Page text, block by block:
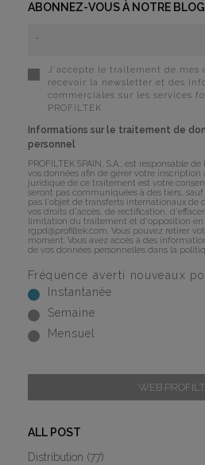
ABONNEZ-VOUS À NOTRE BLOG
J'accepte le traitement de mes
recevoir la newsletter et des
commerciales sur les services
PROFILTEK.
Informations sur le traitement de
personnel
PROFILTEK SPAIN, S.A., est responsable
vos données afin de gérer votre inscription
juridique de ce traitement est votre
seront pas communiquées à des tiers,
pas l'objet de transferts internationaux de
vos droits d'accès, de rectification,
limitation du traitement et d'opposition en
rgpd@profiltek.com . Vous pouvez retirer
moment. Vous avez accès à des
de vos données personnelles dans la
Fréquence averti nouveaux
Instantanée
Semaine
Mensuel
WEB
ALL POST
Distribution (77)